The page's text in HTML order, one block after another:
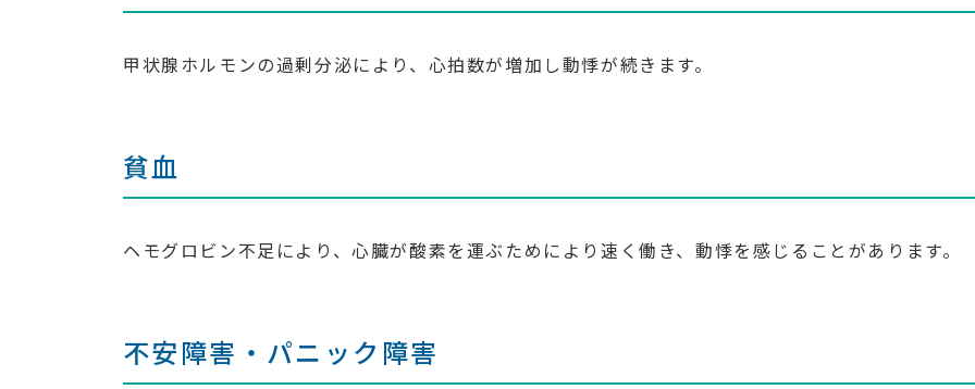
甲状腺ホルモンの過剰分泌により、心拍数が増加し動悸が続きます。
貧血
ヘモグロビン不足により、心臓が酸素を運ぶためにより速く働き、動悸を感じることがあります。
不安障害・パニック障害